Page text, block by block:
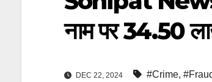
नाम पर 34.50
DEC 22, 2024 #Crime,